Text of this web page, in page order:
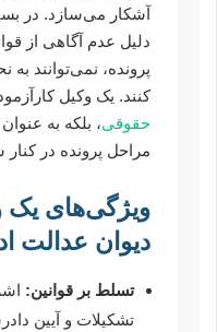
آشکار می‌سازد. در
دلیل عدم آگاهی از
پرونده، نمی‌توانند
کنند. یک وکیل
حقوقی، بلکه به
مراحل پرونده در
ویژگی‌های یک
دیوان عدالت
تسلط بر قوانین:
تشکیلات و آیین